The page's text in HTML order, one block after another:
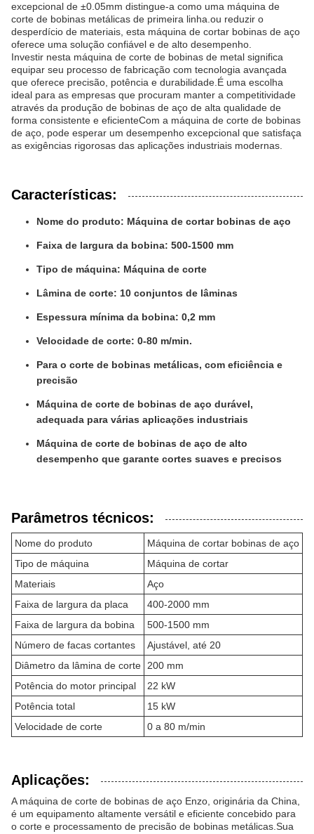
excepcional de ±0.05mm distingue-a como uma máquina de
corte de bobinas metálicas de primeira linha.ou reduzir o
desperdício de materiais, esta máquina de cortar bobinas de aço
oferece uma solução confiável e de alto desempenho.
Investir nesta máquina de corte de bobinas de metal significa
equipar seu processo de fabricação com tecnologia avançada
que oferece precisão, potência e durabilidade.É uma escolha
ideal para as empresas que procuram manter a competitividade
através da produção de bobinas de aço de alta qualidade de
forma consistente e eficienteCom a máquina de corte de bobinas
de aço, pode esperar um desempenho excepcional que satisfaça
as exigências rigorosas das aplicações industriais modernas.
Características:
Nome do produto: Máquina de cortar bobinas de aço
Faixa de largura da bobina: 500-1500 mm
Tipo de máquina: Máquina de corte
Lâmina de corte: 10 conjuntos de lâminas
Espessura mínima da bobina: 0,2 mm
Velocidade de corte: 0-80 m/min.
Para o corte de bobinas metálicas, com eficiência e
precisão
Máquina de corte de bobinas de aço durável,
adequada para várias aplicações industriais
Máquina de corte de bobinas de aço de alto
desempenho que garante cortes suaves e precisos
Parâmetros técnicos:
Nome do produto
Máquina de cortar bobinas de aço
Tipo de máquina
Máquina de cortar
Materiais
Aço
Faixa de largura da placa
400-2000 mm
Faixa de largura da bobina
500-1500 mm
Número de facas cortantes
Ajustável, até 20
Diâmetro da lâmina de corte
200 mm
Potência do motor principal
22 kW
Potência total
15 kW
Velocidade de corte
0 a 80 m/min
Aplicações:
A máquina de corte de bobinas de aço Enzo, originária da China,
é um equipamento altamente versátil e eficiente concebido para
o corte e processamento de precisão de bobinas metálicas.Sua